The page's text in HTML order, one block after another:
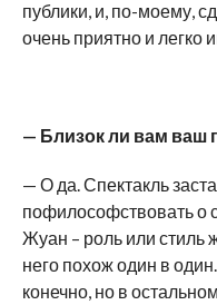
публики, и, по-моему,
очень приятно и легко
— Близок ли вам ваш
— О да. Спектакль
пофилософствовать о
Жуан – роль или стиль
него похож один в
конечно, но в